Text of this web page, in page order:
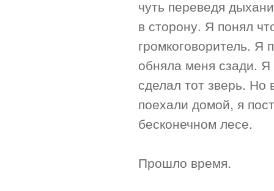
чуть переведя
в сторону. Я понял
громкоговоритель.
обняла меня сзади. Я
сделал тот зверь.
поехали домой, я
бесконечном лесе.
Прошло время.